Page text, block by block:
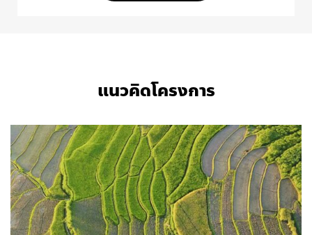
แนวคิดโครงการ